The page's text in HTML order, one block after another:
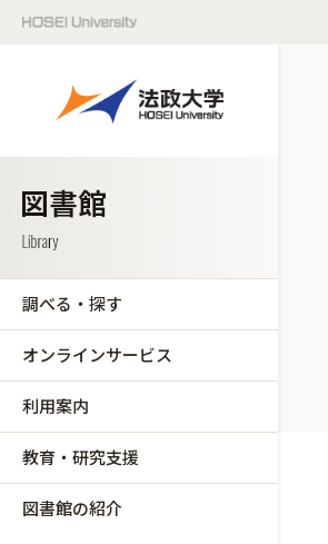
調べる・探す
オンラインサービス
利用案内
教育・研究支援
図書館の紹介